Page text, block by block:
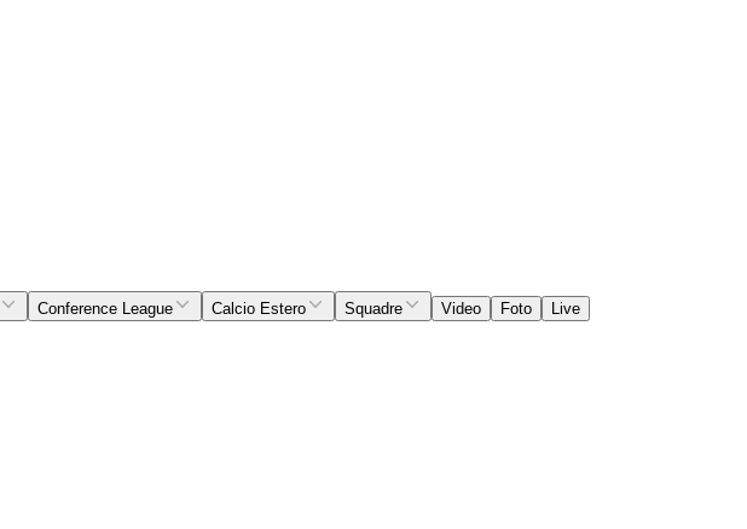
Conference League Calcio Estero Squadre Video Foto
Live